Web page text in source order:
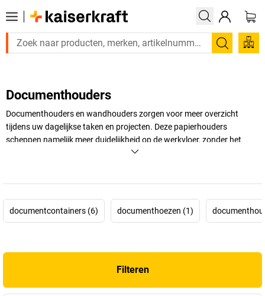
Zoeken
Documenthouders
Documenthouders en wandhouders zorgen voor meer overzicht
tijdens uw dagelijkse taken en projecten. Deze papierhouders
scheppen namelijk meer duidelijkheid op de werkvloer, zonder het
gedoe van zoeken tussen rondslingerende papieren. Transparante
+Meer weergeven
documentcontainers (6) documenthoezen (1)
Filteren